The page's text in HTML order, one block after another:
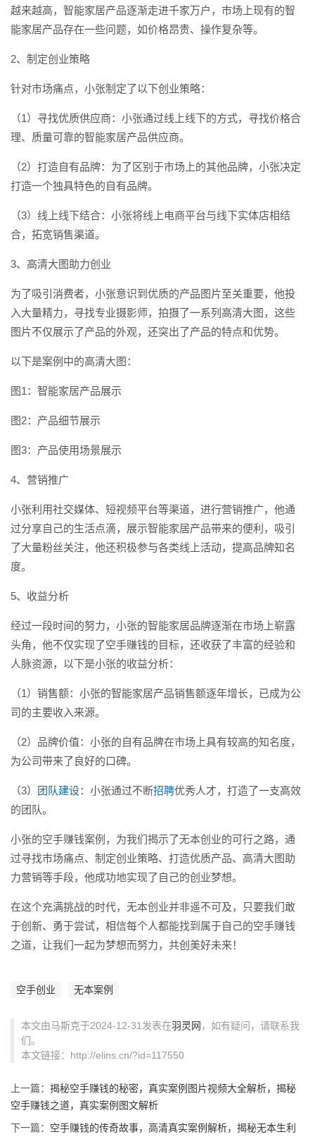
越来越高，智能家居产品逐渐走进千家万户，市场上现有的智
能家居产品存在一些问题，如价格昂贵、操作复杂等。
2、制定创业策略
针对市场痛点，小张制定了以下创业策略：
（1）寻找优质供应商：小张通过线上线下的方式，寻找价格合
理、质量可靠的智能家居产品供应商。
（2）打造自有品牌：为了区别于市场上的其他品牌，小张决定
打造一个独具特色的自有品牌。
（3）线上线下结合：小张将线上电商平台与线下实体店相结
合，拓宽销售渠道。
3、高清大图助力创业
为了吸引消费者，小张意识到优质的产品图片至关重要，他投
入大量精力，寻找专业摄影师，拍摄了一系列高清大图，这些
图片不仅展示了产品的外观，还突出了产品的特点和优势。
以下是案例中的高清大图：
图1：智能家居产品展示
图2：产品细节展示
图3：产品使用场景展示
4、营销推广
小张利用社交媒体、短视频平台等渠道，进行营销推广，他通
过分享自己的生活点滴，展示智能家居产品带来的便利，吸引
了大量粉丝关注，他还积极参与各类线上活动，提高品牌知名
度。
5、收益分析
经过一段时间的努力，小张的智能家居品牌逐渐在市场上崭露
头角，他不仅实现了空手赚钱的目标，还收获了丰富的经验和
人脉资源，以下是小张的收益分析：
（1）销售额：小张的智能家居产品销售额逐年增长，已成为公
司的主要收入来源。
（2）品牌价值：小张的自有品牌在市场上具有较高的知名度，
为公司带来了良好的口碑。
（3） 团队建设：小张通过不断招聘优秀人才，打造了一支高效
的团队。
小张的空手赚钱案例，为我们揭示了无本创业的可行之路，通
过寻找市场痛点、制定创业策略、打造优质产品、高清大图助
力营销等手段，他成功地实现了自己的创业梦想。
在这个充满挑战的时代，无本创业并非遥不可及，只要我们敢
于创新、勇于尝试，相信每个人都能找到属于自己的空手赚钱
之道，让我们一起为梦想而努力，共创美好未来！
空手创业 无本案例
本文由马斯克于2024-12-31发表在羽灵网 ，如有疑问，请联系我
们。
本文链接：http://elins.cn/?id=117550
上一篇： 揭秘空手赚钱的秘密，真实案例图片视频大全解析，揭秘
空手赚钱之道，真实案例图文解析
下一篇： 空手赚钱的传奇故事，高清真实案例解析，揭秘无本生利